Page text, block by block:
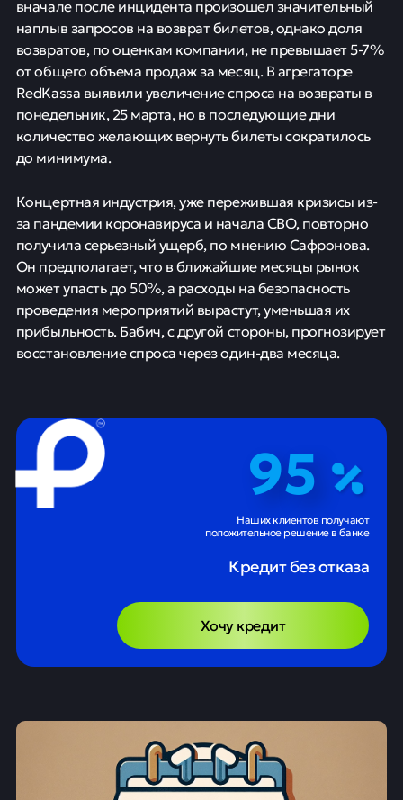
вначале после инцидента произошел значительный
наплыв запросов на возврат билетов, однако доля
возвратов, по оценкам компании, не превышает 5-7%
от общего объема продаж за месяц. В агрегаторе
RedKassa выявили увеличение спроса на возвраты в
понедельник, 25 марта, но в последующие дни
количество желающих вернуть билеты сократилось
до минимума.
Концертная индустрия, уже пережившая кризисы из-
за пандемии коронавируса и начала СВО, повторно
получила серьезный ущерб, по мнению Сафронова.
Он предполагает, что в ближайшие месяцы рынок
может упасть до 50%, а расходы на безопасность
проведения мероприятий вырастут, уменьшая их
прибыльность. Бабич, с другой стороны, прогнозирует
восстановление спроса через один-два месяца.
95
Наших клиентов получают
положительное решение в банке
Кредит без отказа
Хочу кредит